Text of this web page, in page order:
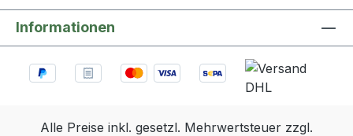
Informationen
Alle Preise inkl. gesetzl. Mehrwertsteuer zzgl.